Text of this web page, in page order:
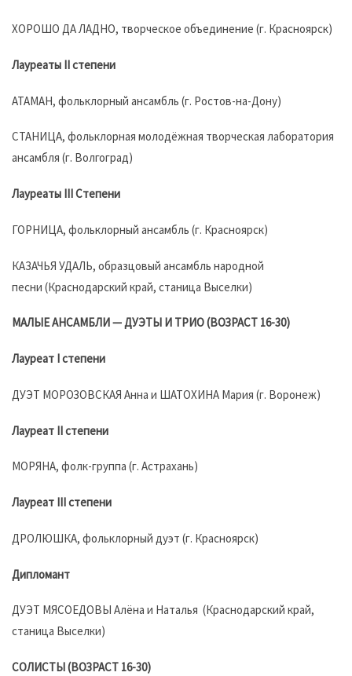
ХОРОШО ДА ЛАДНО, творческое объединение (г. Красноярск)
Лауреаты II степени
АТАМАН, фольклорный ансамбль (г. Ростов-на-Дону)
СТАНИЦА, фольклорная молодёжная творческая лаборатория
ансамбля (г. Волгоград)
Лауреаты III Степени
ГОРНИЦА, фольклорный ансамбль (г. Красноярск)
КАЗАЧЬЯ УДАЛЬ, образцовый ансамбль народной
песни (Краснодарский край, станица Выселки)
МАЛЫЕ АНСАМБЛИ — ДУЭТЫ И ТРИО (ВОЗРАСТ 16-30)
Лауреат I степени
ДУЭТ МОРОЗОВСКАЯ Анна и ШАТОХИНА Мария (г. Воронеж)
Лауреат II степени
МОРЯНА, фолк-группа (г. Астрахань)
Лауреат III степени
ДРОЛЮШКА, фольклорный дуэт (г. Красноярск)
Дипломант
ДУЭТ МЯСОЕДОВЫ Алёна и Наталья (Краснодарский край,
станица Выселки)
СОЛИСТЫ (ВОЗРАСТ 16-30)